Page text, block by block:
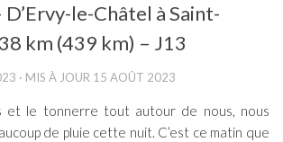
le-Châtel à Saint-
km (439 km) – J13
· MIS À JOUR 15 AOÛT 2023
et le tonnerre tout autour de nous, nous
de pluie cette nuit. C’est ce matin que